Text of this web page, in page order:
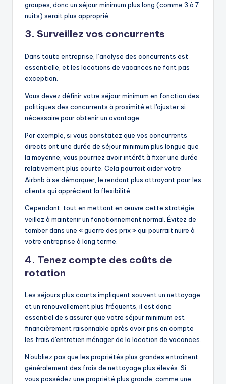
groupes, donc un séjour minimum plus long (comme 3 à 7
nuits) serait plus approprié.
3. Surveillez vos concurrents
Dans toute entreprise, l’analyse des concurrents est
essentielle, et les locations de vacances ne font pas
exception.
Vous devez définir votre séjour minimum en fonction des
politiques des concurrents à proximité et l'ajuster si
nécessaire pour obtenir un avantage.
Par exemple, si vous constatez que vos concurrents
directs ont une durée de séjour minimum plus longue que
la moyenne, vous pourriez avoir intérêt à fixer une durée
relativement plus courte. Cela pourrait aider votre
Airbnb à se démarquer, le rendant plus attrayant pour les
clients qui apprécient la flexibilité.
Cependant, tout en mettant en œuvre cette stratégie,
veillez à maintenir un fonctionnement normal. Évitez de
tomber dans une « guerre des prix » qui pourrait nuire à
votre entreprise à long terme.
4. Tenez compte des coûts de
rotation
Les séjours plus courts impliquent souvent un nettoyage
et un renouvellement plus fréquents, il est donc
essentiel de s'assurer que votre séjour minimum est
financièrement raisonnable après avoir pris en compte
les frais d'entretien ménager de la location de vacances.
N'oubliez pas que les propriétés plus grandes entraînent
généralement des frais de nettoyage plus élevés. Si
vous possédez une propriété plus grande, comme une